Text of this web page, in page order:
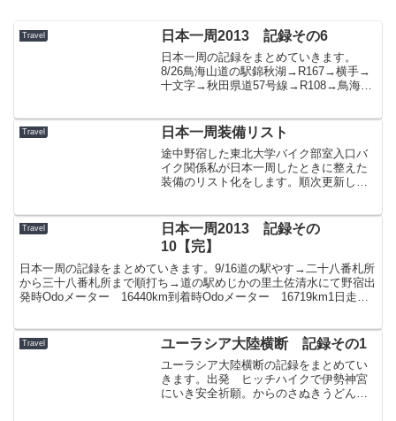
Travel 日本一周2013 記録その6
日本一周の記録をまとめていきます。
8/26鳥海山道の駅錦秋湖→R167→横手→
十文字→秋田県道57号線→R108→鳥海グ
→R7→R345→笹川流れ→村上→R7→道
の駅神林出発時...
Travel 日本一周装備リスト
途中野宿した東北大学バイク部室入口バ
イク関係私が日本一周したときに整えた
装備のリスト化をします。順次更新して
スオーヤマ・密閉バックルストッカー
moutom・Dry S...
Travel
日本一周2013 記録その
10【完】
日本一周の記録をまとめていきます。9/16道の駅やす→二十八番札所
から三十八番札所まで順打ち→道の駅めじかの里土佐清水にて野宿出
発時Odoメーター 16440km到着時Odoメーター 16719km1日走行
Travel ユーラシア大陸横断 記録その1
ユーラシア大陸横断の記録をまとめてい
きます。出発 ヒッチハイクで伊勢神宮
にいき安全祈願。からのさぬきうどん、